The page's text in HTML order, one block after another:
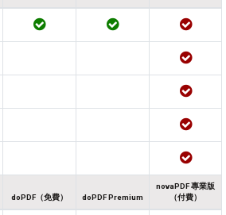
doPDF（免費） doPDF Premium
novaPDF 專業版
（付費）